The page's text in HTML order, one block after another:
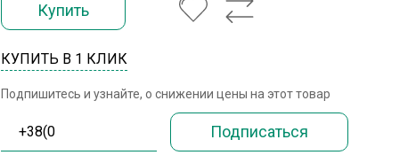
Купить
КУПИТЬ В 1 КЛИК
Подпишитесь и узнайте, о снижении цены на этот товар